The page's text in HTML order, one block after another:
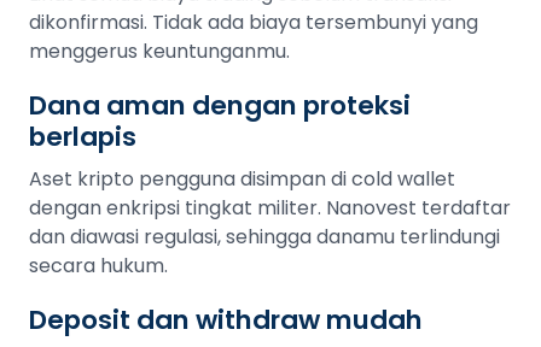
dikonfirmasi. Tidak ada biaya tersembunyi yang
menggerus keuntunganmu.
Dana aman dengan proteksi
berlapis
Aset kripto pengguna disimpan di cold wallet
dengan enkripsi tingkat militer. Nanovest terdaftar
dan diawasi regulasi, sehingga danamu terlindungi
secara hukum.
Deposit dan withdraw mudah